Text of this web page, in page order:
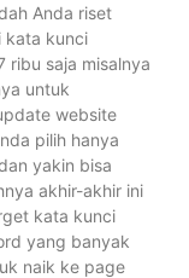
Anda riset
kata kunci
ribu saja misalnya
untuk
website
pilih hanya
yakin bisa
akhir-akhir ini
kata kunci
yang banyak
naik ke page